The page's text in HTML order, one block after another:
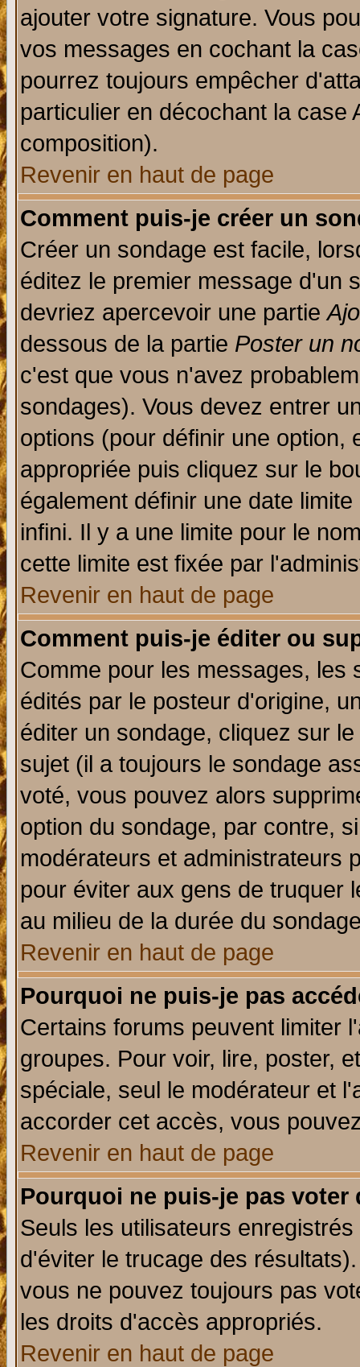
ajouter votre signature. Vous
vos messages en cochant la
pourrez toujours empêcher
particulier en décochant la
composition).
Revenir en haut de page
Comment puis-je créer un
Créer un sondage est facile,
éditez le premier message d'un
devriez apercevoir une partie
dessous de la partie Poster un
c'est que vous n'avez
sondages). Vous devez entrer
options (pour définir une option,
appropriée puis cliquez sur le
également définir une date
infini. Il y a une limite pour le
cette limite est fixée par
Revenir en haut de page
Comment puis-je éditer ou
Comme pour les messages, les
édités par le posteur d'origine,
éditer un sondage, cliquez sur
sujet (il a toujours le sondage
voté, vous pouvez alors
option du sondage, par contre,
modérateurs et administrateurs
pour éviter aux gens de truquer
au milieu de la durée du
Revenir en haut de page
Pourquoi ne puis-je pas
Certains forums peuvent limiter
groupes. Pour voir, lire, poster,
spéciale, seul le modérateur et
accorder cet accès, vous
Revenir en haut de page
Pourquoi ne puis-je pas voter
Seuls les utilisateurs
d'éviter le trucage des
vous ne pouvez toujours pas
les droits d'accès appropriés.
Revenir en haut de page